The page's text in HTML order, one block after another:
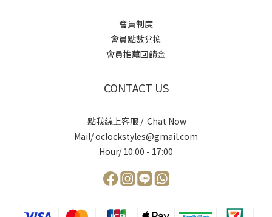
會員制度
會員點數兌換
會員推薦回饋金
CONTACT US
點我線上客服 / Chat Now
Mail/ oclockstyles@gmail.com
Hour/ 10:00 - 17:00